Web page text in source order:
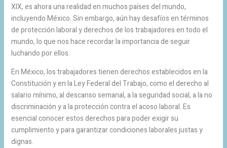
XIX, es ahora una realidad en muchos países del mundo,
incluyendo México. Sin embargo, aún hay desafíos en términos
de protección laboral y derechos de los trabajadores en todo el
mundo, lo que nos hace recordar la importancia de seguir
luchando por ellos.
En México, los trabajadores tienen derechos establecidos en la
Constitución y en la Ley Federal del Trabajo, como el derecho al
salario mínimo, al descanso semanal, a la seguridad social, a la no
discriminación y a la protección contra el acoso laboral. Es
esencial conocer estos derechos para poder exigir su
cumplimiento y para garantizar condiciones laborales justas y
dignas.